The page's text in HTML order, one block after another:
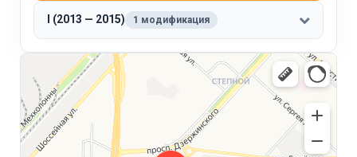
I (2013 — 2015) 1 модификация